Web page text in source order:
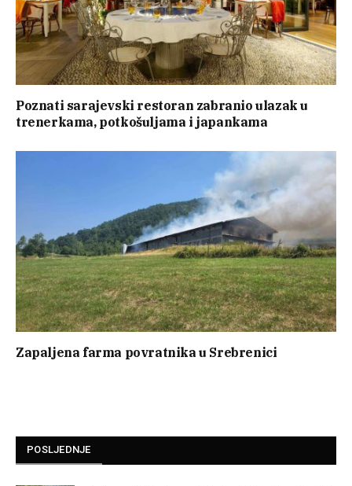
Poznati sarajevski restoran zabranio ulazak u
trenerkama, potkošuljama i japankama
Zapaljena farma povratnika u Srebrenici
POSLJEDNJE